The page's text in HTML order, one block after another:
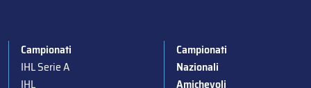
Campionati
IHL Serie A
IHL
Campionati
Nazionali
Amichevoli